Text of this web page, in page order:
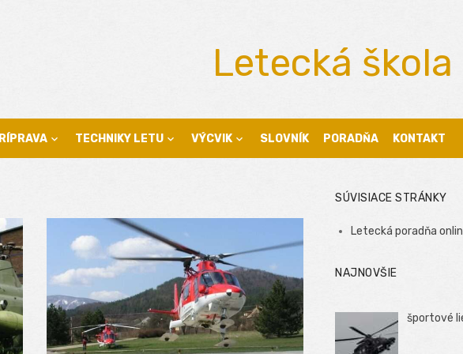
Letecká
TECHNIKY LETU VÝCVIK SLOVNÍK PORADŇA KONTAKT
SÚVISIACE STRÁNKY
Letecká poradňa
NAJNOVŠIE
športové